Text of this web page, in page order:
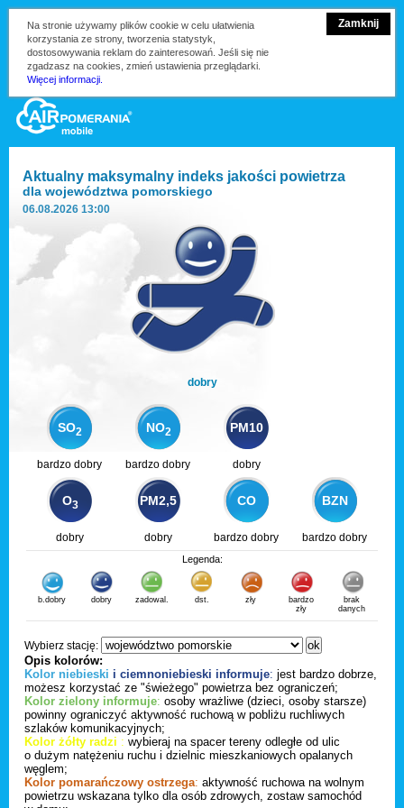
Zamknij
Na stronie używamy plików cookie w celu ułatwienia
korzystania ze strony, tworzenia statystyk,
dostosowywania reklam do zainteresowań. Jeśli się nie
zgadzasz na cookies, zmień ustawienia przeglądarki.
Więcej informacji.
Aktualny maksymalny indeks jakości powietrza
dla województwa pomorskiego
06.08.2026 13:00
dobry
SO2 NO2 PM10
bardzo dobry bardzo dobry dobry
O3 PM2,5 CO BZN
dobry dobry bardzo dobry bardzo dobry
Legenda:
b.dobry dobry zadowal. dst. zły
bardzo
zły
brak
danych
Wybierz stację:
Opis kolorów:
Kolor niebieski i ciemnoniebieski informuje: jest bardzo dobrze,
możesz korzystać ze "świeżego" powietrza bez ograniczeń;
Kolor zielony informuje: osoby wrażliwe (dzieci, osoby starsze)
powinny ograniczyć aktywność ruchową w pobliżu ruchliwych
szlaków komunikacyjnych;
Kolor żółty radzi : wybieraj na spacer tereny odległe od ulic
o dużym natężeniu ruchu i dzielnic mieszkaniowych opalanych
węglem;
Kolor pomarańczowy ostrzega: aktywność ruchowa na wolnym
powietrzu wskazana tylko dla osób zdrowych, zostaw samochód